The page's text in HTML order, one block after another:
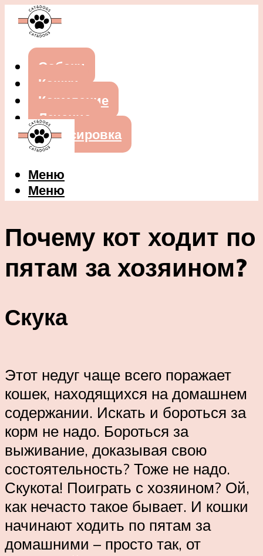
Собаки
Кошки
Кормление
Лечение
Дрессировка
Меню
Меню
Почему кот ходит по
пятам за хозяином?
Скука
Этот недуг чаще всего поражает
кошек, находящихся на домашнем
содержании. Искать и бороться за
корм не надо. Бороться за
выживание, доказывая свою
состоятельность? Тоже не надо.
Скукота! Поиграть с хозяином? Ой,
как нечасто такое бывает. И кошки
начинают ходить по пятам за
домашними – просто так, от